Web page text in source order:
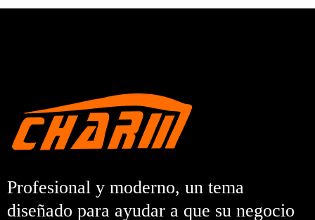
Profesional y moderno, un tema
diseñado para ayudar a que su negocio